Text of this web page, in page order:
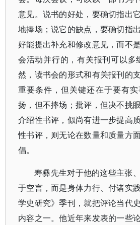
意见。说书的好处，要确切指出
地捧场；说它的缺点，要确切指
好能提出补充和修改意见，而不
会活动并行的，有关报刊可以多
然，读书会的形式和有关报刊的
重要条件，但关键还在于要有
扬，但不捧场；批评，但决不挑
介绍性书评，似尚有进一步提高
性书评，则无论在数量和质量方
倡。
寿彝先生对于他的这些主张
于空言，而是身体力行、付诸实
学史研究》季刊，就把评论当代
内容之一。他近年来发表的一些